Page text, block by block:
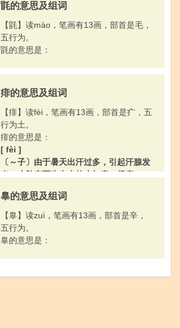
3.解池，湖名，在山西。
毷的意思及组词
【毷】读mào，笔画有13画，部首是毛，
五行为。
毷的意思是：
痱的意思及组词
【痱】读fèi，笔画有13画，部首是疒，五
行为土。
痱的意思是：
[ fèi ]
〔～子〕由于暑天出汗过多，引起汗腺发
炎，皮肤表面生出来的小红疹，很痒。
古代称偏瘫症：风～。
辠的意思及组词
【辠】读zuì，笔画有13画，部首是辛，
五行为。
辠的意思是：